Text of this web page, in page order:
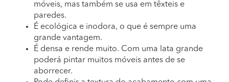
móveis, mas também se usa em têxteis e
paredes.
É ecológica e inodora, o que é sempre uma
grande vantagem.
É densa e rende muito. Com uma lata grande
poderá pintar muitos móveis antes de se
aborrecer.